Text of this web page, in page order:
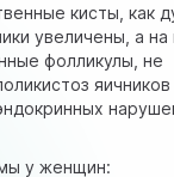
кисты, как
увеличены, а на
фолликулы, не
у женщин: